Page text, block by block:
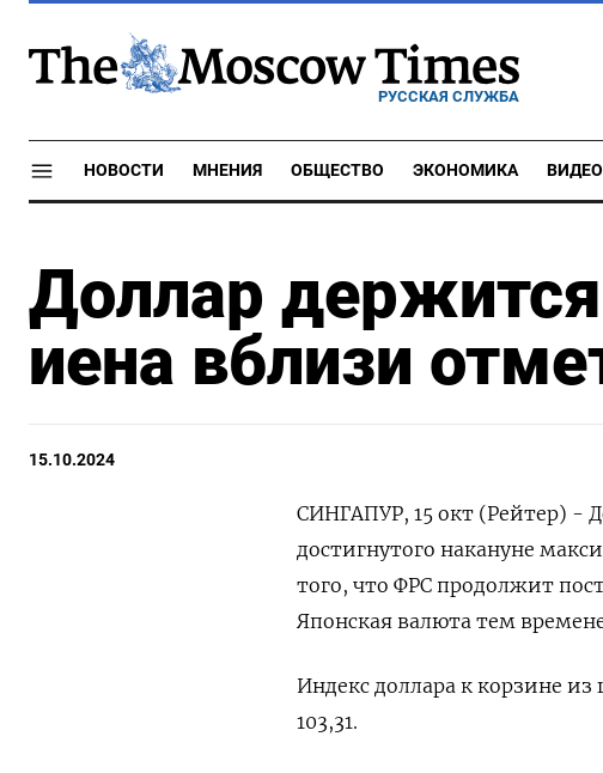
РУССКАЯ СЛУЖБА
НОВОСТИ МНЕНИЯ ОБЩЕСТВО ЭКОНОМИКА ВИДЕО
Доллар
иена вблизи
15.10.2024
СИНГАПУР, 15 окт (Рейтер) -
достигнутого накануне
того, что ФРС продолжит
Японская валюта тем
Индекс доллара к корзине
103,31​.